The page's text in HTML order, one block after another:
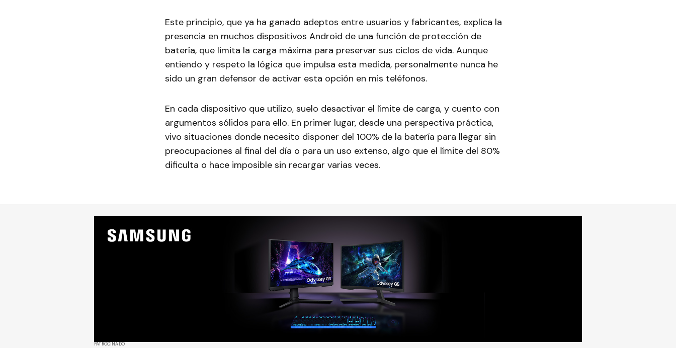
Este principio, que ya ha ganado adeptos entre usuarios y fabricantes, explica la
presencia en muchos dispositivos Android de una función de protección de
batería, que limita la carga máxima para preservar sus ciclos de vida. Aunque
entiendo y respeto la lógica que impulsa esta medida, personalmente nunca he
sido un gran defensor de activar esta opción en mis teléfonos.
En cada dispositivo que utilizo, suelo desactivar el límite de carga, y cuento con
argumentos sólidos para ello. En primer lugar, desde una perspectiva práctica,
vivo situaciones donde necesito disponer del 100% de la batería para llegar sin
preocupaciones al final del día o para un uso extenso, algo que el límite del 80%
dificulta o hace imposible sin recargar varias veces.
PATROCINADO